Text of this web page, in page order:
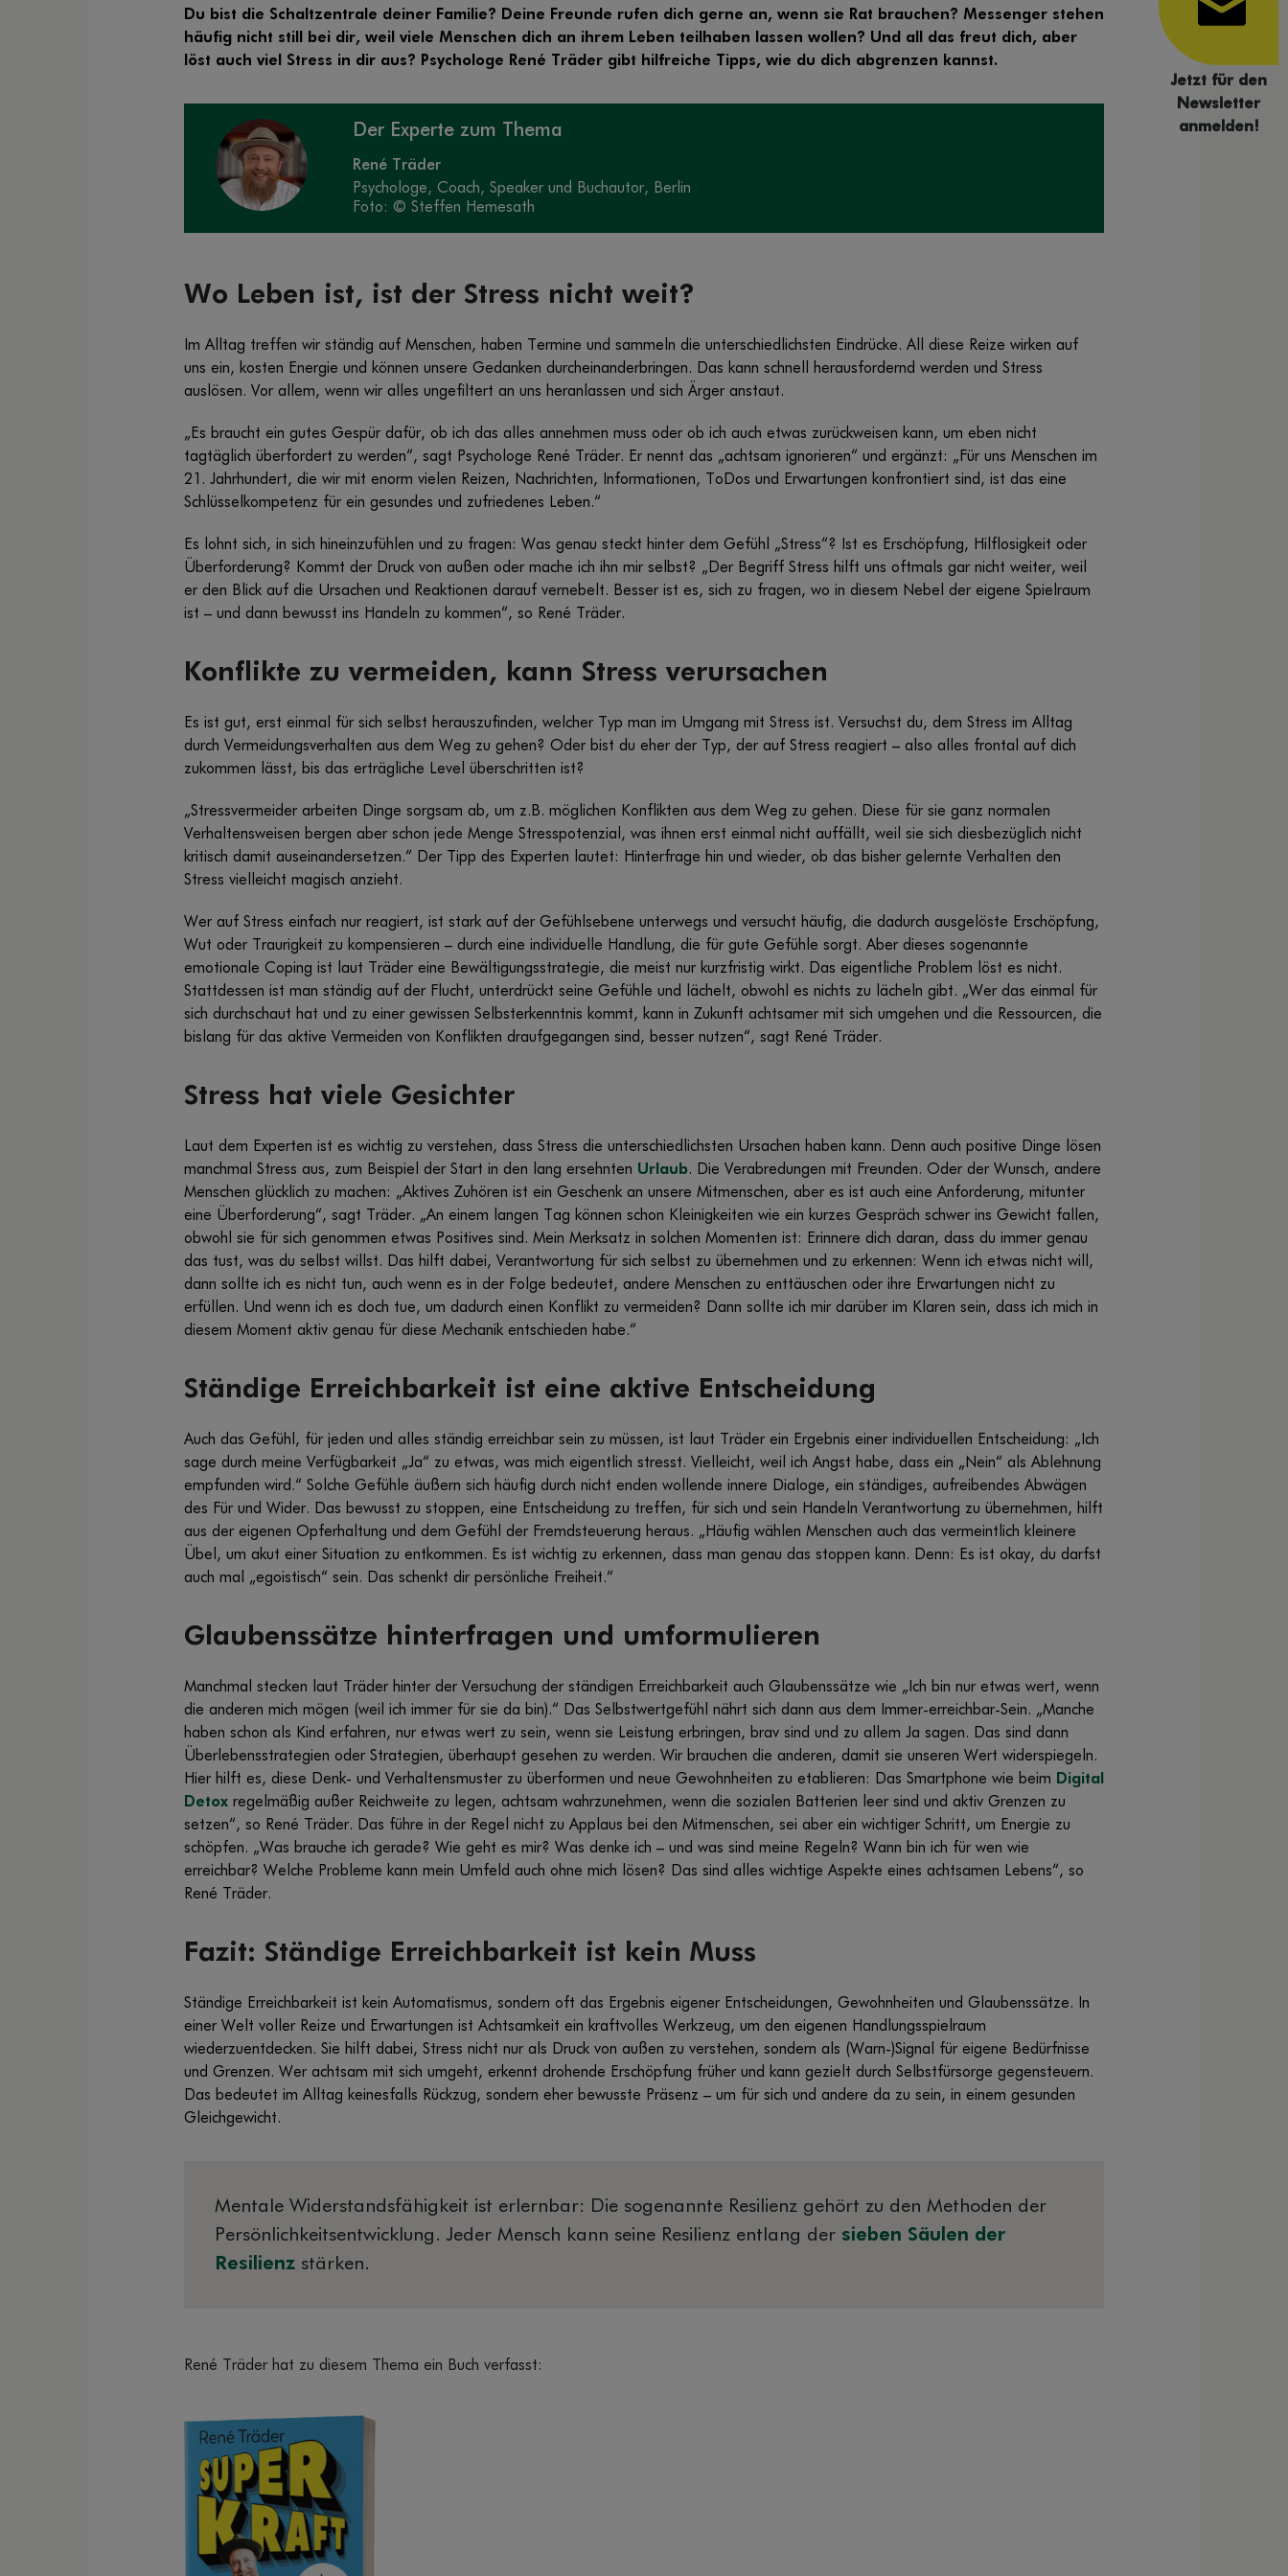
Jetzt für den
Newsletter
anmelden!
Du bist die Schaltzentrale deiner Familie? Deine Freunde rufen dich gerne an, wenn sie Rat brauchen? Messenger stehen
häufig nicht still bei dir, weil viele Menschen dich an ihrem Leben teilhaben lassen wollen? Und all das freut dich, aber
löst auch viel Stress in dir aus? Psychologe René Träder gibt hilfreiche Tipps, wie du dich abgrenzen kannst.
Der Experte zum Thema
René Träder
Psychologe, Coach, Speaker und Buchautor, Berlin
Foto: © Steffen Hemesath
Wo Leben ist, ist der Stress nicht weit?
Im Alltag treffen wir ständig auf Menschen, haben Termine und sammeln die unterschiedlichsten Eindrücke. All diese Reize wirken auf
uns ein, kosten Energie und können unsere Gedanken durcheinanderbringen. Das kann schnell herausfordernd werden und Stress
auslösen. Vor allem, wenn wir alles ungefiltert an uns heranlassen und sich Ärger anstaut.
„Es braucht ein gutes Gespür dafür, ob ich das alles annehmen muss oder ob ich auch etwas zurückweisen kann, um eben nicht
tagtäglich überfordert zu werden“, sagt Psychologe René Träder. Er nennt das „achtsam ignorieren“ und ergänzt: „Für uns Menschen im
21. Jahrhundert, die wir mit enorm vielen Reizen, Nachrichten, Informationen, ToDos und Erwartungen konfrontiert sind, ist das eine
Schlüsselkompetenz für ein gesundes und zufriedenes Leben.“
Es lohnt sich, in sich hineinzufühlen und zu fragen: Was genau steckt hinter dem Gefühl „Stress“? Ist es Erschöpfung, Hilflosigkeit oder
Überforderung? Kommt der Druck von außen oder mache ich ihn mir selbst? „Der Begriff Stress hilft uns oftmals gar nicht weiter, weil
er den Blick auf die Ursachen und Reaktionen darauf vernebelt. Besser ist es, sich zu fragen, wo in diesem Nebel der eigene Spielraum
ist – und dann bewusst ins Handeln zu kommen“, so René Träder.
Konflikte zu vermeiden, kann Stress verursachen
Es ist gut, erst einmal für sich selbst herauszufinden, welcher Typ man im Umgang mit Stress ist. Versuchst du, dem Stress im Alltag
durch Vermeidungsverhalten aus dem Weg zu gehen? Oder bist du eher der Typ, der auf Stress reagiert – also alles frontal auf dich
zukommen lässt, bis das erträgliche Level überschritten ist?
„Stressvermeider arbeiten Dinge sorgsam ab, um z.B. möglichen Konflikten aus dem Weg zu gehen. Diese für sie ganz normalen
Verhaltensweisen bergen aber schon jede Menge Stresspotenzial, was ihnen erst einmal nicht auffällt, weil sie sich diesbezüglich nicht
kritisch damit auseinandersetzen.“ Der Tipp des Experten lautet: Hinterfrage hin und wieder, ob das bisher gelernte Verhalten den
Stress vielleicht magisch anzieht.
Wer auf Stress einfach nur reagiert, ist stark auf der Gefühlsebene unterwegs und versucht häufig, die dadurch ausgelöste Erschöpfung,
Wut oder Traurigkeit zu kompensieren – durch eine individuelle Handlung, die für gute Gefühle sorgt. Aber dieses sogenannte
emotionale Coping ist laut Träder eine Bewältigungsstrategie, die meist nur kurzfristig wirkt. Das eigentliche Problem löst es nicht.
Stattdessen ist man ständig auf der Flucht, unterdrückt seine Gefühle und lächelt, obwohl es nichts zu lächeln gibt. „Wer das einmal für
sich durchschaut hat und zu einer gewissen Selbsterkenntnis kommt, kann in Zukunft achtsamer mit sich umgehen und die Ressourcen, die
bislang für das aktive Vermeiden von Konflikten draufgegangen sind, besser nutzen“, sagt René Träder.
Stress hat viele Gesichter
Laut dem Experten ist es wichtig zu verstehen, dass Stress die unterschiedlichsten Ursachen haben kann. Denn auch positive Dinge lösen
manchmal Stress aus, zum Beispiel der Start in den lang ersehnten Urlaub. Die Verabredungen mit Freunden. Oder der Wunsch, andere
Menschen glücklich zu machen: „Aktives Zuhören ist ein Geschenk an unsere Mitmenschen, aber es ist auch eine Anforderung, mitunter
eine Überforderung“, sagt Träder. „An einem langen Tag können schon Kleinigkeiten wie ein kurzes Gespräch schwer ins Gewicht fallen,
obwohl sie für sich genommen etwas Positives sind. Mein Merksatz in solchen Momenten ist: Erinnere dich daran, dass du immer genau
das tust, was du selbst willst. Das hilft dabei, Verantwortung für sich selbst zu übernehmen und zu erkennen: Wenn ich etwas nicht will,
dann sollte ich es nicht tun, auch wenn es in der Folge bedeutet, andere Menschen zu enttäuschen oder ihre Erwartungen nicht zu
erfüllen. Und wenn ich es doch tue, um dadurch einen Konflikt zu vermeiden? Dann sollte ich mir darüber im Klaren sein, dass ich mich in
diesem Moment aktiv genau für diese Mechanik entschieden habe.“
Ständige Erreichbarkeit ist eine aktive Entscheidung
Auch das Gefühl, für jeden und alles ständig erreichbar sein zu müssen, ist laut Träder ein Ergebnis einer individuellen Entscheidung: „Ich
sage durch meine Verfügbarkeit „Ja“ zu etwas, was mich eigentlich stresst. Vielleicht, weil ich Angst habe, dass ein „Nein“ als Ablehnung
empfunden wird.“ Solche Gefühle äußern sich häufig durch nicht enden wollende innere Dialoge, ein ständiges, aufreibendes Abwägen
des Für und Wider. Das bewusst zu stoppen, eine Entscheidung zu treffen, für sich und sein Handeln Verantwortung zu übernehmen, hilft
aus der eigenen Opferhaltung und dem Gefühl der Fremdsteuerung heraus. „Häufig wählen Menschen auch das vermeintlich kleinere
Übel, um akut einer Situation zu entkommen. Es ist wichtig zu erkennen, dass man genau das stoppen kann. Denn: Es ist okay, du darfst
auch mal „egoistisch“ sein. Das schenkt dir persönliche Freiheit.“
Glaubenssätze hinterfragen und umformulieren
Manchmal stecken laut Träder hinter der Versuchung der ständigen Erreichbarkeit auch Glaubenssätze wie „Ich bin nur etwas wert, wenn
die anderen mich mögen (weil ich immer für sie da bin).“ Das Selbstwertgefühl nährt sich dann aus dem Immer-erreichbar-Sein. „Manche
haben schon als Kind erfahren, nur etwas wert zu sein, wenn sie Leistung erbringen, brav sind und zu allem Ja sagen. Das sind dann
Überlebensstrategien oder Strategien, überhaupt gesehen zu werden. Wir brauchen die anderen, damit sie unseren Wert widerspiegeln.
Hier hilft es, diese Denk- und Verhaltensmuster zu überformen und neue Gewohnheiten zu etablieren: Das Smartphone wie beim Digital
Detox regelmäßig außer Reichweite zu legen, achtsam wahrzunehmen, wenn die sozialen Batterien leer sind und aktiv Grenzen zu
setzen“, so René Träder. Das führe in der Regel nicht zu Applaus bei den Mitmenschen, sei aber ein wichtiger Schritt, um Energie zu
schöpfen. „Was brauche ich gerade? Wie geht es mir? Was denke ich – und was sind meine Regeln? Wann bin ich für wen wie
erreichbar? Welche Probleme kann mein Umfeld auch ohne mich lösen? Das sind alles wichtige Aspekte eines achtsamen Lebens“, so
René Träder.
Fazit: Ständige Erreichbarkeit ist kein Muss
Ständige Erreichbarkeit ist kein Automatismus, sondern oft das Ergebnis eigener Entscheidungen, Gewohnheiten und Glaubenssätze. In
einer Welt voller Reize und Erwartungen ist Achtsamkeit ein kraftvolles Werkzeug, um den eigenen Handlungsspielraum
wiederzuentdecken. Sie hilft dabei, Stress nicht nur als Druck von außen zu verstehen, sondern als (Warn-)Signal für eigene Bedürfnisse
und Grenzen. Wer achtsam mit sich umgeht, erkennt drohende Erschöpfung früher und kann gezielt durch Selbstfürsorge gegensteuern.
Das bedeutet im Alltag keinesfalls Rückzug, sondern eher bewusste Präsenz – um für sich und andere da zu sein, in einem gesunden
Gleichgewicht.
Mentale Widerstandsfähigkeit ist erlernbar: Die sogenannte Resilienz gehört zu den Methoden der
Persönlichkeitsentwicklung. Jeder Mensch kann seine Resilienz entlang der sieben Säulen der
Resilienz stärken.
René Träder hat zu diesem Thema ein Buch verfasst: